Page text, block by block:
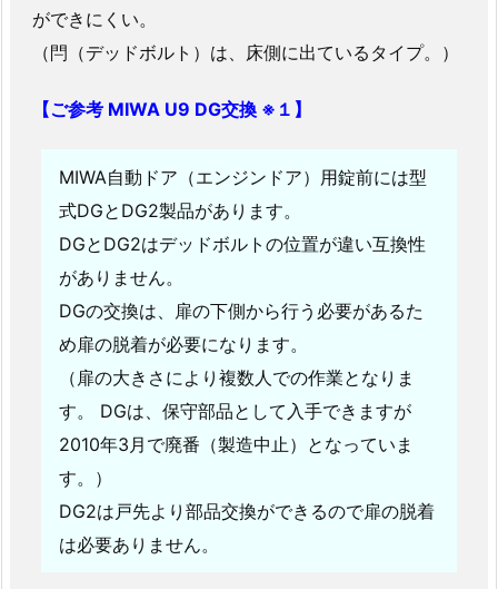
京
都
生
志
茂
剤
薬
局
入
口
ド
ア
錠
ができにくい。
（閂（デッドボルト）は、床側に出ているタイプ。）
【ご参考 MIWA U9 DG交換 ※１】
MIWA自動ドア（エンジンドア）用錠前には型
式DGとDG2製品があります。
DGとDG2はデッドボルトの位置が違い互換性
がありません。
DGの交換は、扉の下側から行う必要があるた
め扉の脱着が必要になります。
（扉の大きさにより複数人での作業となりま
す。 DGは、保守部品として入手できますが
2010年3月で廃番（製造中止）となっていま
す。）
DG2は戸先より部品交換ができるので扉の脱着
は必要ありません。